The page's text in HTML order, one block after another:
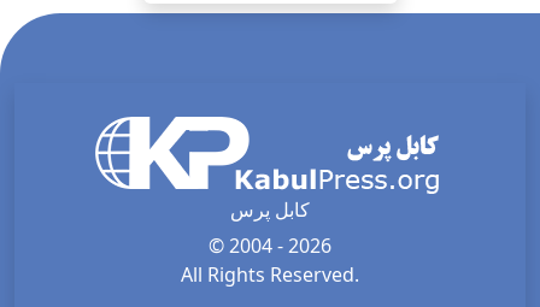
کابل پرس
© 2004 - 2026
All Rights Reserved.